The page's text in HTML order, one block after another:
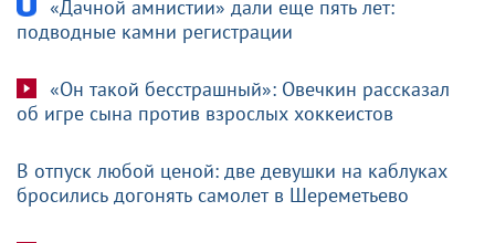
«Дачной амнистии» дали еще пять лет:
подводные камни регистрации
«Он такой бесстрашный»: Овечкин рассказал
об игре сына против взрослых хоккеистов
В отпуск любой ценой: две девушки на каблуках
бросились догонять самолет в Шереметьево